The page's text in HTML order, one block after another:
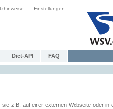
Einstellungen
Dict-API FAQ
z.B. auf einer externen Webseite oder in